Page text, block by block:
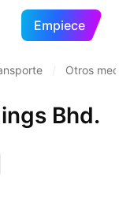
Empiece
Otros
Bhd.